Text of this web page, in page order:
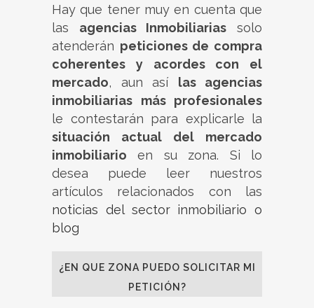
Hay que tener muy en cuenta que
las agencias Inmobiliarias solo
atenderán peticiones de compra
coherentes y acordes con el
mercado, aun así las agencias
inmobiliarias más profesionales
le contestarán para explicarle la
situación actual del mercado
inmobiliario en su zona. Si lo
desea puede leer nuestros
artículos relacionados con las
noticias del sector inmobiliario o
blog
¿EN QUE ZONA PUEDO SOLICITAR MI
PETICIÓN?